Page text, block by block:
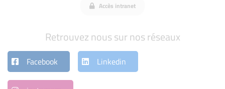
Accès intranet
Retrouvez nous sur nos réseaux
Facebook Linkedin